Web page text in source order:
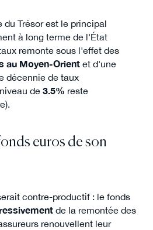
Trésor est le principal
à long terme de l'État
remonte sous l'effet des
au Moyen-Orientet d'une
décennie de taux
de 3.5% reste
euros de son
contre-productif : le fonds
de la remontée des
renouvellent leur